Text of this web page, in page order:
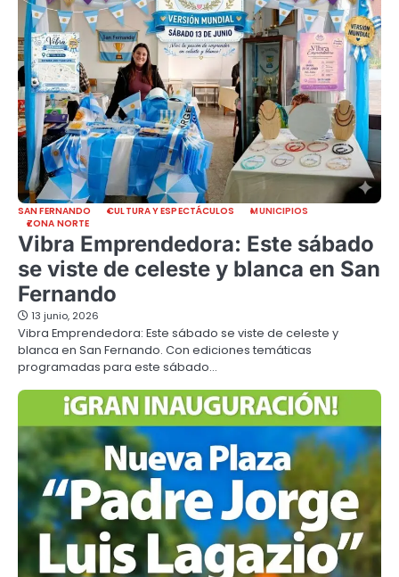
SAN FERNANDO CULTURA Y ESPECTÁCULOS
MUNICIPIOS
ZONA NORTE
Vibra Emprendedora: Este sábado
se viste de celeste y blanca en San
Fernando
13 junio, 2026
Vibra Emprendedora: Este sábado se viste de celeste y
blanca en San Fernando. Con ediciones temáticas
programadas para este sábado…